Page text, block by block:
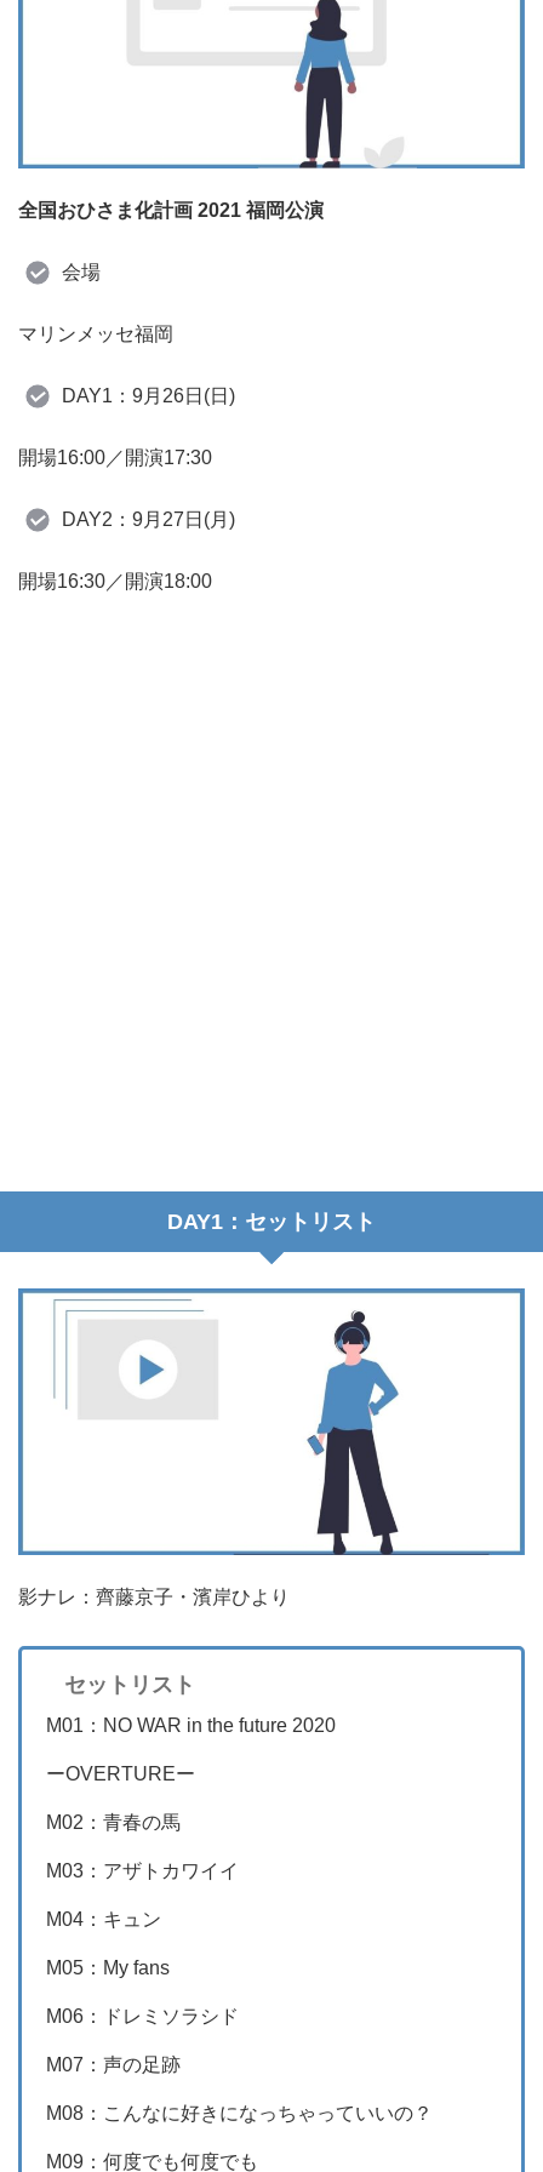
全国おひさま化計画 2021 福岡公演
会場
マリンメッセ福岡
DAY1：9月26日(日)
開場16:00／開演17:30
DAY2：9月27日(月)
開場16:30／開演18:00
DAY1：セットリスト
影ナレ：齊藤京子・濱岸ひより
セットリスト
M01：NO WAR in the future 2020
ーOVERTUREー
M02：青春の馬
M03：アザトカワイイ
M04：キュン
M05：My fans
M06：ドレミソラシド
M07：声の足跡
M08：こんなに好きになっちゃっていいの？
M09：何度でも何度でも